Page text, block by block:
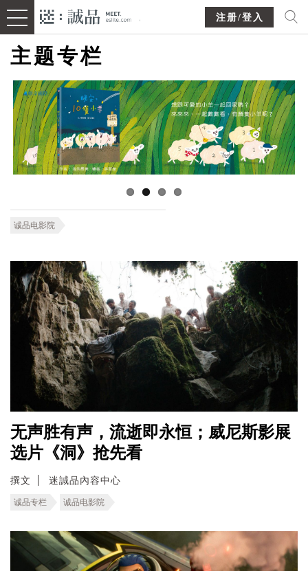
注册/登入
主题专栏
诚品电影院
无声胜有声，流逝即永恒；威尼斯影展
选片《洞》抢先看
撰文 迷誠品內容中心
诚品专栏 诚品电影院